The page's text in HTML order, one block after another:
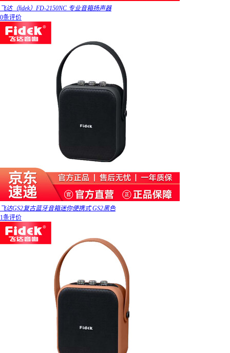
飞达（fidek）FD-2150NC 专业音箱扬声器
0条评价
飞达GS2复古蓝牙音箱迷你便携式 GS2黑色
1条评价